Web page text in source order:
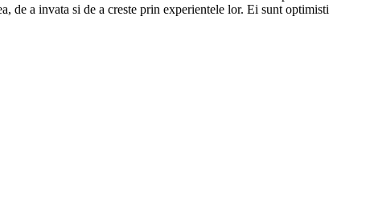
de a invata si de a creste prin experientele lor. Ei sunt optimisti